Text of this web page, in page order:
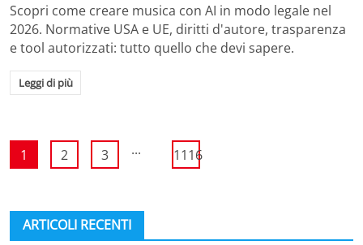
Scopri come creare musica con AI in modo legale nel
2026. Normative USA e UE, diritti d'autore, trasparenza
e tool autorizzati: tutto quello che devi sapere.
Leggi di più
1 2 3 ... 1116
ARTICOLI RECENTI